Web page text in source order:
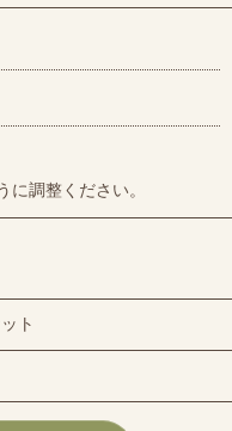
調整ください。
ト